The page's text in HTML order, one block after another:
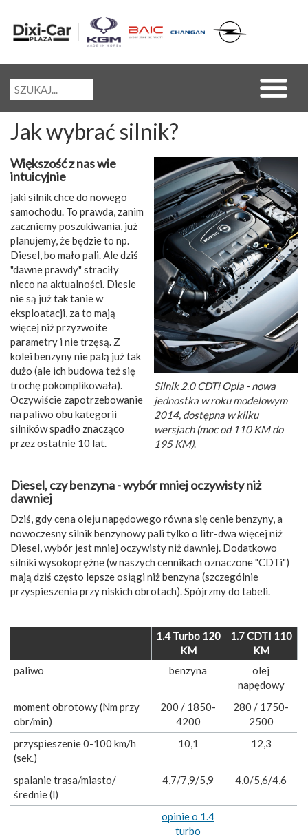
Jak wybrać silnik?
Silnik 2.0 CDTi Opla - nowa
jednostka w roku modelowym
2014, dostępna w kilku
wersjach (moc od 110 KM do
195 KM).
Większość z nas wie
intuicyjnie
jaki silnik chce do nowego
samochodu. To prawda, zanim
zaczniemy poszukiwania, już
planujemy, że będzie to np.
Diesel, bo mało pali. Ale dziś
"dawne prawdy" straciły
nieco na aktualności. Diesle
nie są już tak tanie w
eksploatacji, za to mają
więcej niż przyzwoite
parametry i nie trzęsą. Z
kolei benzyny nie palą już tak
dużo (ale ich budowa też się
trochę pokomplikowała).
Oczywiście zapotrzebowanie
na paliwo obu kategorii
silników spadło znacząco
przez ostatnie 10 lat.
Diesel, czy benzyna - wybór mniej oczywisty niż
dawniej
Dziś, gdy cena oleju napędowego równa się cenie benzyny, a
nowoczesny silnik benzynowy pali tylko o litr-dwa więcej niż
Diesel, wybór jest mniej oczywisty niż dawniej. Dodatkowo
silniki wysokoprężne (w naszych cennikach oznaczone "CDTi")
mają dziś często lepsze osiągi niż benzyna (szczególnie
przyspieszenia przy niskich obrotach). Spójrzmy do tabeli.
1.4 Turbo 120
KM
1.7 CDTI 110
KM
paliwo
benzyna
olej
napędowy
moment obrotowy (Nm przy
obr/min)
200 / 1850-
4200
280 / 1750-
2500
przyspieszenie 0-100 km/h
(sek.)
10,1 12,3
spalanie trasa/miasto/
średnie (l)
4,7/7,9/5,9 4,0/5,6/4,6
opinie o 1.4
turbo